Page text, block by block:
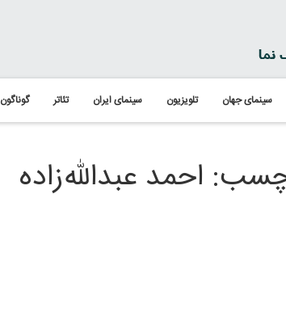
سینمای جهان تلویزیون سینمای ایران تئاتر گوناگون
احمد عبدالله‌زاده